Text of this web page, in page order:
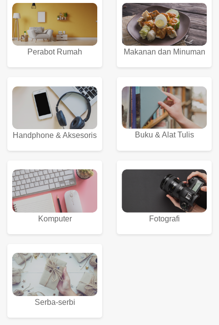
Perabot Rumah Makanan dan Minuman
Handphone & Aksesoris Buku & Alat Tulis
Komputer Fotografi
Serba-serbi